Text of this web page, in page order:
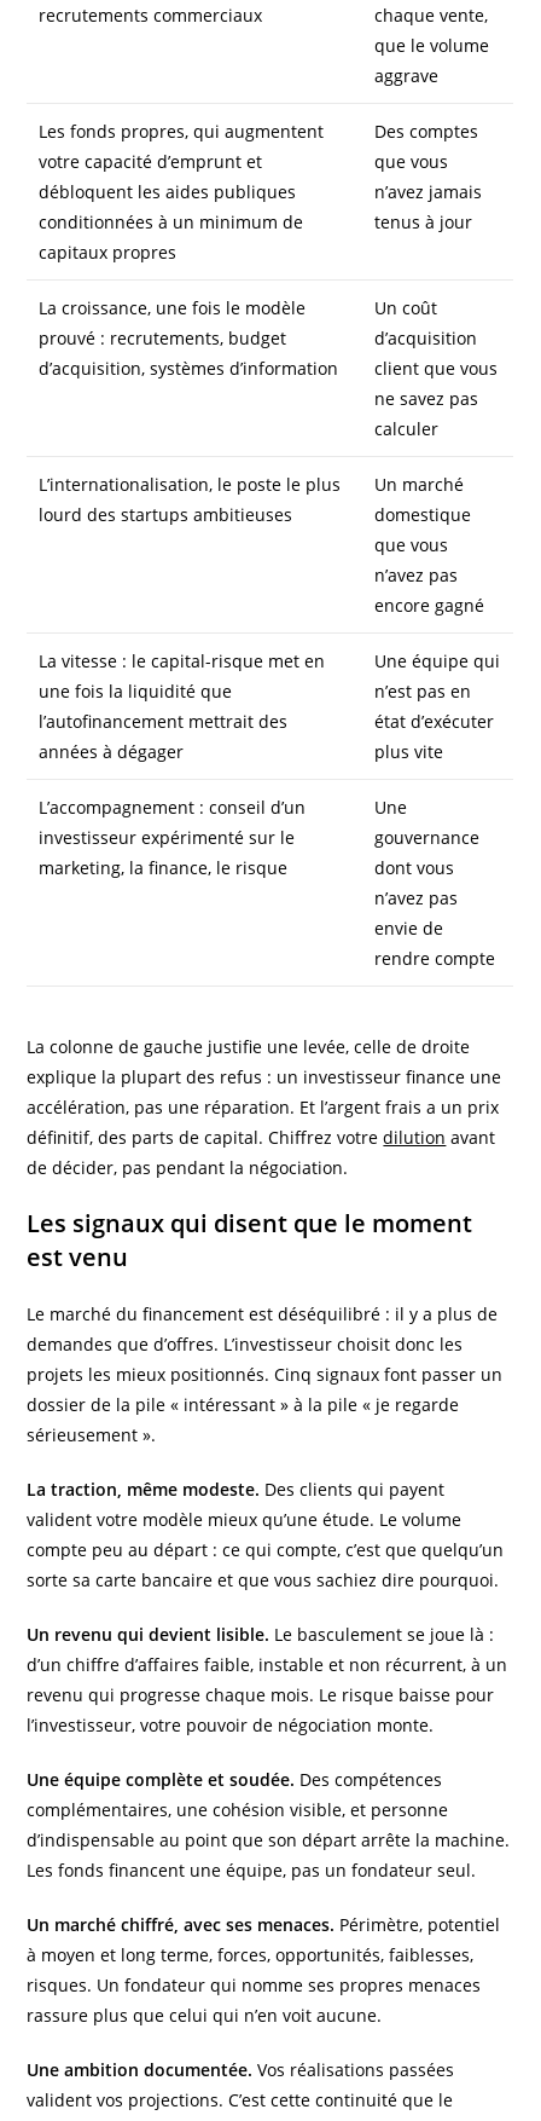
recrutements commerciaux
chaque vente,
que le volume
aggrave
Les fonds propres, qui augmentent
votre capacité d’emprunt et
débloquent les aides publiques
conditionnées à un minimum de
capitaux propres
Des comptes
que vous
n’avez jamais
tenus à jour
La croissance, une fois le modèle
prouvé : recrutements, budget
d’acquisition, systèmes d’information
Un coût
d’acquisition
client que vous
ne savez pas
calculer
L’internationalisation, le poste le plus
lourd des startups ambitieuses
Un marché
domestique
que vous
n’avez pas
encore gagné
La vitesse : le capital-risque met en
une fois la liquidité que
l’autofinancement mettrait des
années à dégager
Une équipe qui
n’est pas en
état d’exécuter
plus vite
L’accompagnement : conseil d’un
investisseur expérimenté sur le
marketing, la finance, le risque
Une
gouvernance
dont vous
n’avez pas
envie de
rendre compte
La colonne de gauche justifie une levée, celle de droite
explique la plupart des refus : un investisseur finance une
accélération, pas une réparation. Et l’argent frais a un prix
définitif, des parts de capital. Chiffrez votredilution avant
de décider, pas pendant la négociation.
Les signaux qui disent que le moment
est venu
Le marché du financement est déséquilibré : il y a plus de
demandes que d’offres. L’investisseur choisit donc les
projets les mieux positionnés. Cinq signaux font passer un
dossier de la pile « intéressant » à la pile « je regarde
sérieusement ».
La traction, même modeste. Des clients qui payent
valident votre modèle mieux qu’une étude. Le volume
compte peu au départ : ce qui compte, c’est que quelqu’un
sorte sa carte bancaire et que vous sachiez dire pourquoi.
Un revenu qui devient lisible. Le basculement se joue là :
d’un chiffre d’affaires faible, instable et non récurrent, à un
revenu qui progresse chaque mois. Le risque baisse pour
l’investisseur, votre pouvoir de négociation monte.
Une équipe complète et soudée. Des compétences
complémentaires, une cohésion visible, et personne
d’indispensable au point que son départ arrête la machine.
Les fonds financent une équipe, pas un fondateur seul.
Un marché chiffré, avec ses menaces. Périmètre, potentiel
à moyen et long terme, forces, opportunités, faiblesses,
risques. Un fondateur qui nomme ses propres menaces
rassure plus que celui qui n’en voit aucune.
Une ambition documentée. Vos réalisations passées
valident vos projections. C’est cette continuité que le